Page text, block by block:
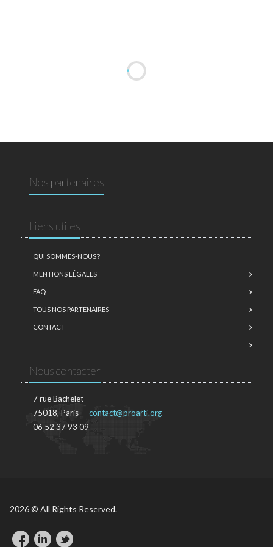
Nos partenaires
Liens utiles
QUI SOMMES-NOUS ?
MENTIONS LÉGALES
FAQ
TOUS NOS PARTENAIRES
CONTACT
Nous contacter
7 rue Bachelet
75018, Paris
06 52 37 93 09
contact@proarti.org
2026 © All Rights Reserved.